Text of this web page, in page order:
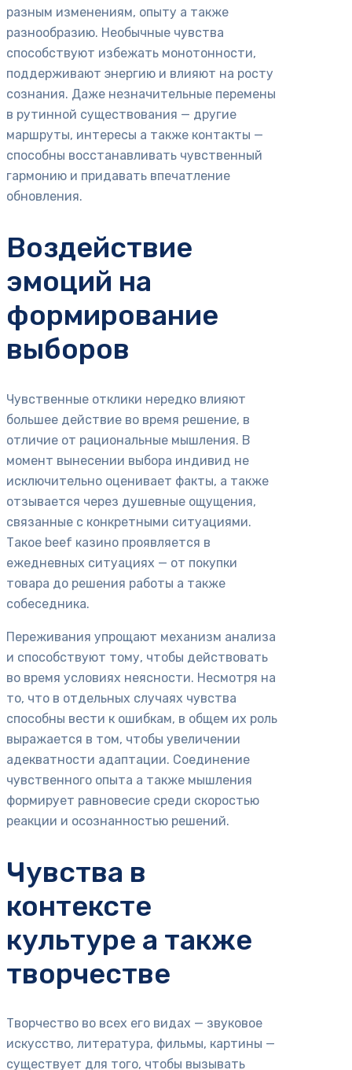
разным изменениям, опыту а также
разнообразию. Необычные чувства
способствуют избежать монотонности,
поддерживают энергию и влияют на росту
сознания. Даже незначительные перемены
в рутинной существования — другие
маршруты, интересы а также контакты —
способны восстанавливать чувственный
гармонию и придавать впечатление
обновления.
Воздействие
эмоций на
формирование
выборов
Чувственные отклики нередко влияют
большее действие во время решение, в
отличие от рациональные мышления. В
момент вынесении выбора индивид не
исключительно оценивает факты, а также
отзывается через душевные ощущения,
связанные с конкретными ситуациями.
Такое beef казино проявляется в
ежедневных ситуациях — от покупки
товара до решения работы а также
собеседника.
Переживания упрощают механизм анализа
и способствуют тому, чтобы действовать
во время условиях неясности. Несмотря на
то, что в отдельных случаях чувства
способны вести к ошибкам, в общем их роль
выражается в том, чтобы увеличении
адекватности адаптации. Соединение
чувственного опыта а также мышления
формирует равновесие среди скоростью
реакции и осознанностью решений.
Чувства в
контексте
культуре а также
творчестве
Творчество во всех его видах — звуковое
искусство, литература, фильмы, картины —
существует для того, чтобы вызывать